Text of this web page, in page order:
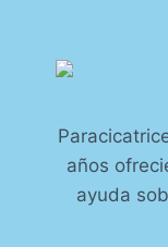
años
ayuda